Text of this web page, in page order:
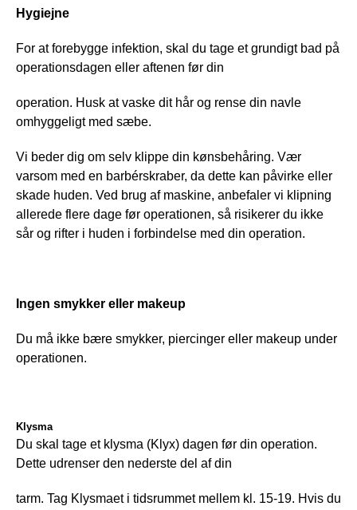
Hygiejne
For at forebygge infektion, skal du tage et grundigt bad på
operationsdagen eller aftenen før din
operation. Husk at vaske dit hår og rense din navle
omhyggeligt med sæbe.
Vi beder dig om selv klippe din kønsbehåring. Vær
varsom med en barbérskraber, da dette kan påvirke eller
skade huden. Ved brug af maskine, anbefaler vi klipning
allerede flere dage før operationen, så risikerer du ikke
sår og rifter i huden i forbindelse med din operation.
Ingen smykker eller makeup
Du må ikke bære smykker, piercinger eller makeup under
operationen.
Klysma
Du skal tage et klysma (Klyx) dagen før din operation.
Dette udrenser den nederste del af din
tarm. Tag Klysmaet i tidsrummet mellem kl. 15-19. Hvis du